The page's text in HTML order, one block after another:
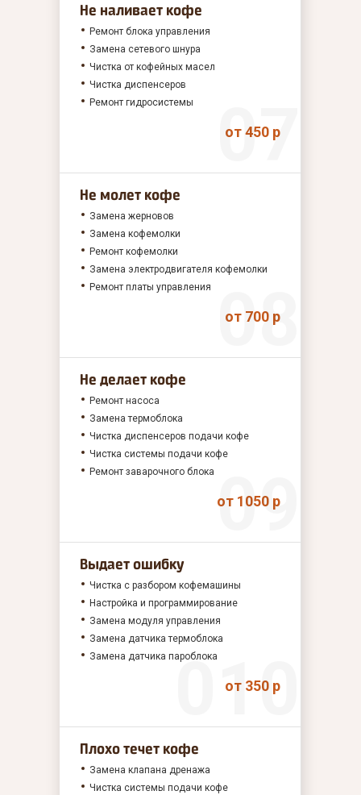
Не наливает кофе
Ремонт блока управления
Замена сетевого шнура
Чистка от кофейных масел
Чистка диспенсеров
Ремонт гидросистемы
от 450 р
Не молет кофе
Замена жерновов
Замена кофемолки
Ремонт кофемолки
Замена электродвигателя кофемолки
Ремонт платы управления
от 700 р
Не делает кофе
Ремонт насоса
Замена термоблока
Чистка диспенсеров подачи кофе
Чистка системы подачи кофе
Ремонт заварочного блока
от 1050 р
Выдает ошибку
Чистка с разбором кофемашины
Настройка и программирование
Замена модуля управления
Замена датчика термоблока
Замена датчика пароблока
от 350 р
Плохо течет кофе
Замена клапана дренажа
Чистка системы подачи кофе